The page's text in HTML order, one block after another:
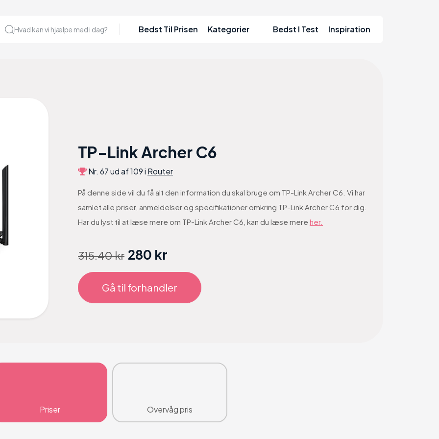
Hvad kan vi hjælpe med i dag? Bedst Til Prisen Kategorier Bedst I Test Inspiration
TP-Link Archer C6
Nr. 67 ud af 109 i Router
På denne side vil du få alt den information du skal bruge om TP-Link Archer C6. Vi har
samlet alle priser, anmeldelser og specifikationer omkring TP-Link Archer C6 for dig.
Har du lyst til at læse mere om TP-Link Archer C6, kan du læse mere her.
315.40 kr 280 kr
Gå til forhandler
Priser Overvåg pris